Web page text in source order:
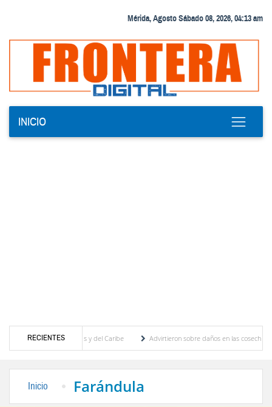
Mérida, Agosto Sábado 08, 2026, 04:13 am
INICIO
RECIENTES
Centroamericanos y del Caribe
Advirtieron sobre daños en las cosechas de los
Inicio Farándula